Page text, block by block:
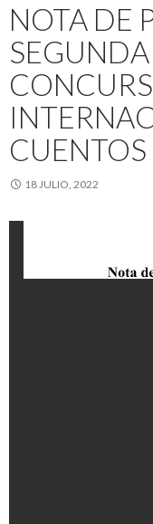
NOTA DE
CUENTOS
18 JULIO, 2022